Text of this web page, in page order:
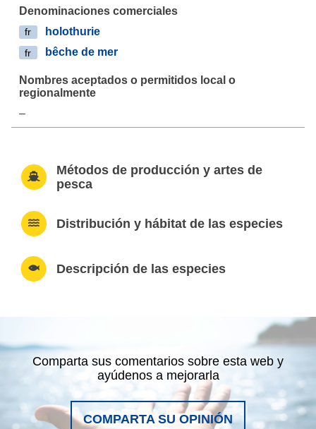
fr holothurie
fr bêche de mer
–
Métodos de producción y artes de
pesca
Distribución y hábitat de las especies
Descripción de las especies
Comparta sus comentarios sobre esta web y
ayúdenos a mejorarla
COMPARTA SU OPINIÓN